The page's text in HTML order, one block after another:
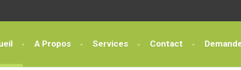
A Propos Services Contact